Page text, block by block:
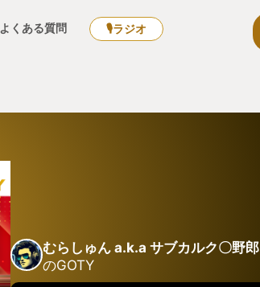
よくある質問 🎙ラジオ
むらしゅん a.k.a サブカルク〇野郎
のGOTY